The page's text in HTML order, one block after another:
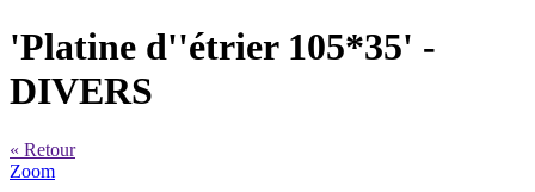
'Platine d''étrier 105*35' -
DIVERS
« Retour
Zoom